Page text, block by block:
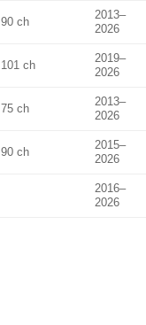
90 ch
2013–
2026
101 ch
2019–
2026
75 ch
2013–
2026
90 ch
2015–
2026
2016–
2026